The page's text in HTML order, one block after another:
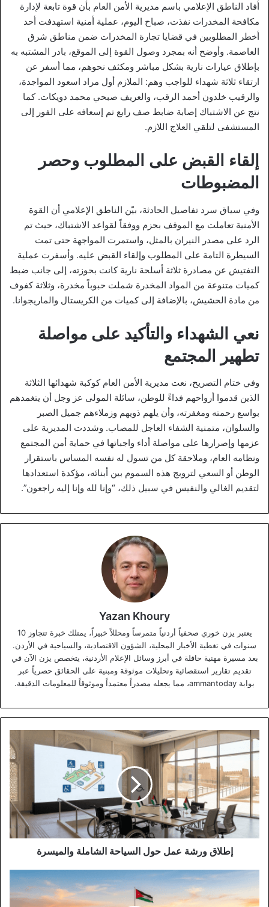
أفاد الناطق الإعلامي باسم مديرية الأمن العام بأن قوة تابعة لإدارة
مكافحة المخدرات نفذت، صباح اليوم، عملية أمنية استهدفت أحد
أخطر المطلوبين في قضايا تجارة المخدرات ضمن مناطق شرق
العاصمة. وأوضح أنه بمجرد وصول القوة إلى الموقع، بادر المشتبه به
بإطلاق عيارات نارية بشكل مباشر ومكثف نحوهم، مما أسفر عن
ارتقاء ثلاثة شهداء للواجب وهم: الملازم أول مراد اسعود المواجدة،
والرقيب خلدون أحمد الرقب، والعريف صبحي محمد دويكات. كما
نتج عن الاشتباك إصابة ضابط صف رابع تم إسعافه على الفور إلى
المستشفى لتلقي العلاج اللازم.
إلقاء القبض على المطلوب وحصر
المضبوطات
وفي سياق سرد تفاصيل الحادثة، بيّن الناطق الإعلامي أن القوة
الأمنية تعاملت مع الموقف بحزم ووفقاً لقواعد الاشتباك، حيث تم
الرد على مصدر النيران بالمثل، واستمرت المواجهة حتى تمت
السيطرة التامة على المطلوب وإلقاء القبض عليه. وأسفرت عملية
التفتيش عن مصادرة ثلاثة أسلحة نارية كانت بحوزته، إلى جانب ضبط
كميات متنوعة من المواد المخدرة شملت حبوباً مخدرة، وثلاثة كفوف
من مادة الحشيش، بالإضافة إلى كميات من الكريستال والماريجوانا.
نعي الشهداء والتأكيد على مواصلة
تطهير المجتمع
وفي ختام التصريح، نعت مديرية الأمن العام كوكبة شهدائها الثلاثة
الذين قدموا أرواحهم فداءً للوطن، سائلة المولى عز وجل أن يتغمدهم
بواسع رحمته ومغفرته، وأن يلهم ذويهم وزملاءهم جميل الصبر
والسلوان، متمنية الشفاء العاجل للمصاب. وشددت المديرية على
عزمها وإصرارها على مواصلة أداء واجباتها في حماية أمن المجتمع
ونظامه العام، وملاحقة كل من تسول له نفسه المساس باستقرار
الوطن أو السعي لترويج هذه السموم بين أبنائه، مؤكدة استعدادها
لتقديم الغالي والنفيس في سبيل ذلك، “وإنا لله وإنا إليه راجعون”.
Yazan Khoury
يعتبر يزن خوري صحفياً أردنياً متمرساً ومحللاً خبيراً، يمتلك خبرة تتجاوز 10
سنوات في تغطية الأخبار المحلية، الشؤون الاقتصادية، والسياحية في الأردن.
بعد مسيرة مهنية حافلة في أبرز وسائل الإعلام الأردنية، يتخصص يزن الآن في
تقديم تقارير استقصائية وتحليلات موثوقة ومبنية على الحقائق حصرياً عبر
بوابة ammantoday، مما يجعله مصدراً معتمداً وموثوقاً للمعلومات الدقيقة.
إطلاق
ورشة
حول
السياحة
الشاملة
والميسرة
إطلاق ورشة عمل حول السياحة الشاملة والميسرة
فعاليات
"أماسي